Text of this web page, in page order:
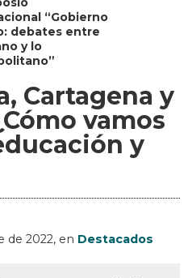
“Gobierno
debates entre
y lo
Cartagena y
vamos
y
de 2022, en Destacados